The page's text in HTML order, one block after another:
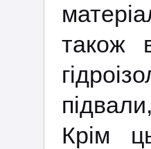
також
Крім